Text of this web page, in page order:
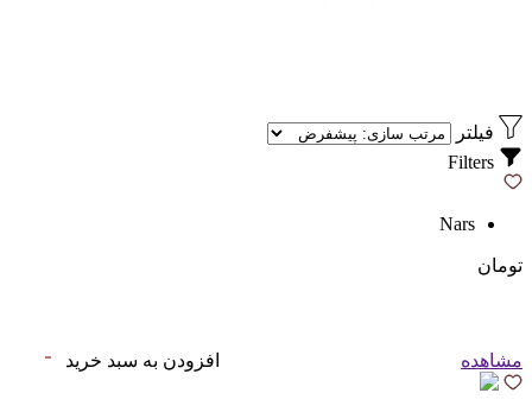
فیلتر
Nars
تومان
مشاهده افزودن به سبد خرید